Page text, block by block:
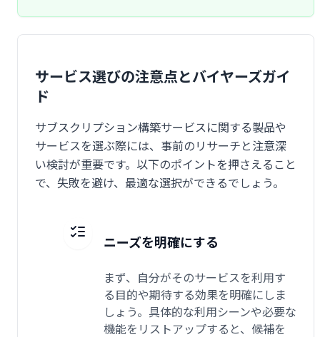
サービス選びの注意点とバイヤーズガイ
ド
サブスクリプション構築サービスに関する製品や
サービスを選ぶ際には、事前のリサーチと注意深
い検討が重要です。以下のポイントを押さえること
で、失敗を避け、最適な選択ができるでしょう。
ニーズを明確にする
まず、自分がそのサービスを利用す
る目的や期待する効果を明確にしま
しょう。具体的な利用シーンや必要な
機能をリストアップすると、候補を